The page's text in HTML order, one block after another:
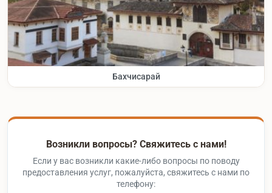
Бахчисарай
Возникли вопросы? Свяжитесь с нами!
Если у вас возникли какие-либо вопросы по поводу
предоставления услуг, пожалуйста, свяжитесь с нами по
телефону: